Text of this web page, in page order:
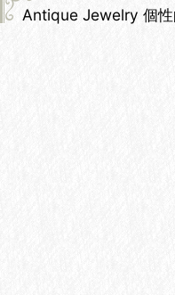
Antique Jewelry 個性